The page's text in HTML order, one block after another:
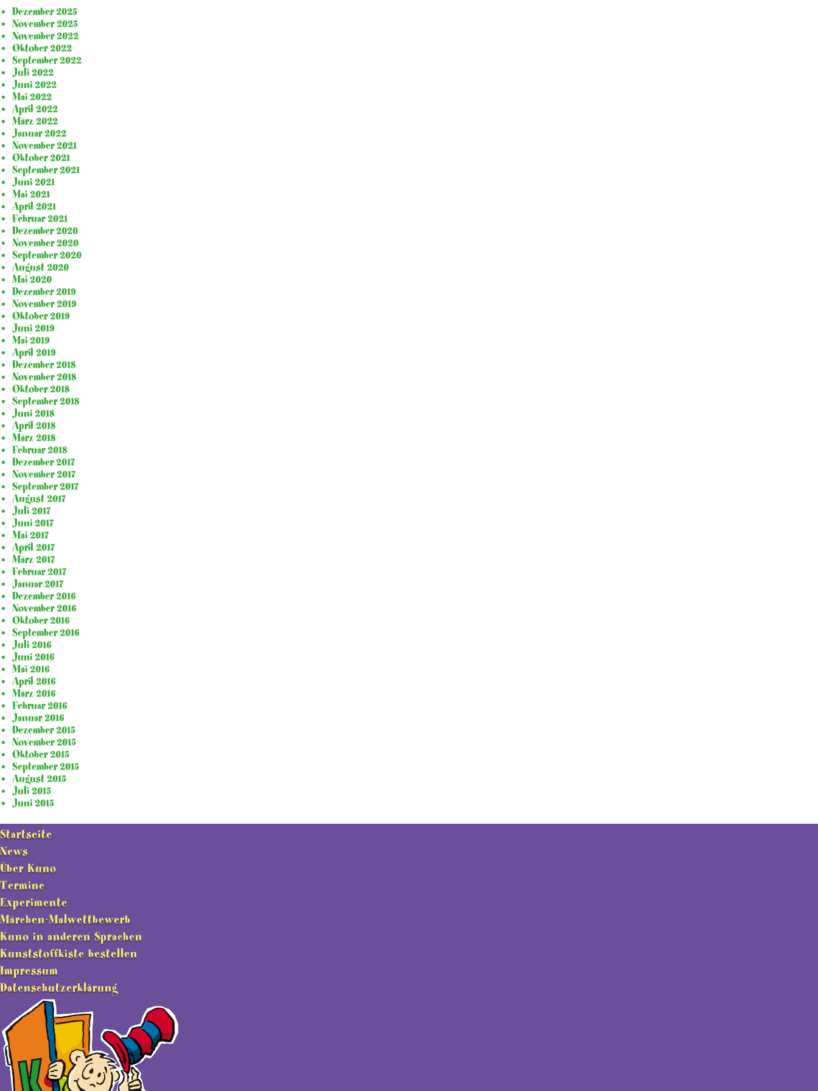
Dezember 2025
November 2025
November 2022
Oktober 2022
September 2022
Juli 2022
Juni 2022
Mai 2022
April 2022
März 2022
Januar 2022
November 2021
Oktober 2021
September 2021
Juni 2021
Mai 2021
April 2021
Februar 2021
Dezember 2020
November 2020
September 2020
August 2020
Mai 2020
Dezember 2019
November 2019
Oktober 2019
Juni 2019
Mai 2019
April 2019
Dezember 2018
November 2018
Oktober 2018
September 2018
Juni 2018
April 2018
März 2018
Februar 2018
Dezember 2017
November 2017
September 2017
August 2017
Juli 2017
Juni 2017
Mai 2017
April 2017
März 2017
Februar 2017
Januar 2017
Dezember 2016
November 2016
Oktober 2016
September 2016
Juli 2016
Juni 2016
Mai 2016
April 2016
März 2016
Februar 2016
Januar 2016
Dezember 2015
November 2015
Oktober 2015
September 2015
August 2015
Juli 2015
Juni 2015
Startseite
News
Über Kuno
Termine
Experimente
Märchen-Malwettbewerb
Kuno in anderen Sprachen
Kunststoffkiste bestellen
Impressum
Datenschutzerklärung